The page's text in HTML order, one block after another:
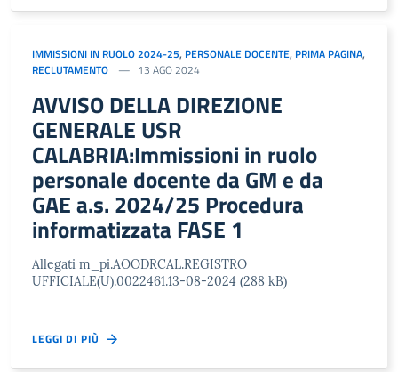
IMMISSIONI IN RUOLO 2024-25, PERSONALE DOCENTE, PRIMA PAGINA,
RECLUTAMENTO
13 AGO 2024
AVVISO DELLA DIREZIONE
GENERALE USR
CALABRIA:Immissioni in ruolo
personale docente da GM e da
GAE a.s. 2024/25 Procedura
informatizzata FASE 1
Allegati m_pi.AOODRCAL.REGISTRO
UFFICIALE(U).0022461.13-08-2024 (288 kB)
LEGGI DI PIÙ